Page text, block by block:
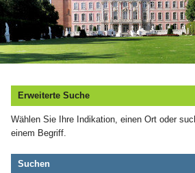
Erweiterte Suche
Wählen Sie Ihre Indikation, einen Ort oder
einem Begriff.
Suchen